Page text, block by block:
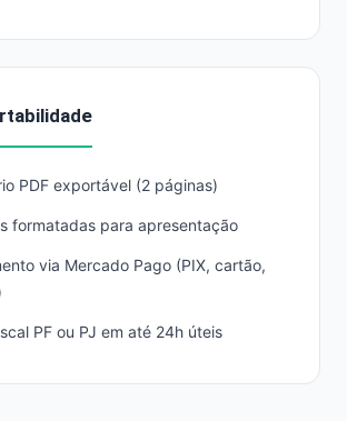
PDF exportável (2 páginas)
formatadas para apresentação
via Mercado Pago (PIX, cartão,
PF ou PJ em até 24h úteis